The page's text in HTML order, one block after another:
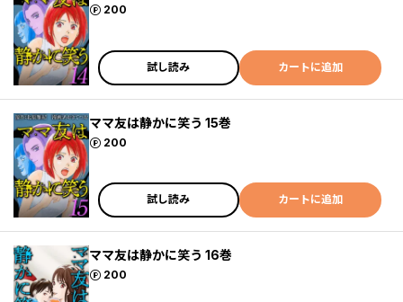
200
ポイント
試し読み カートに追加
ママ友は静かに笑う 15巻
200
ポイント
試し読み カートに追加
ママ友は静かに笑う 16巻
200
ポイント